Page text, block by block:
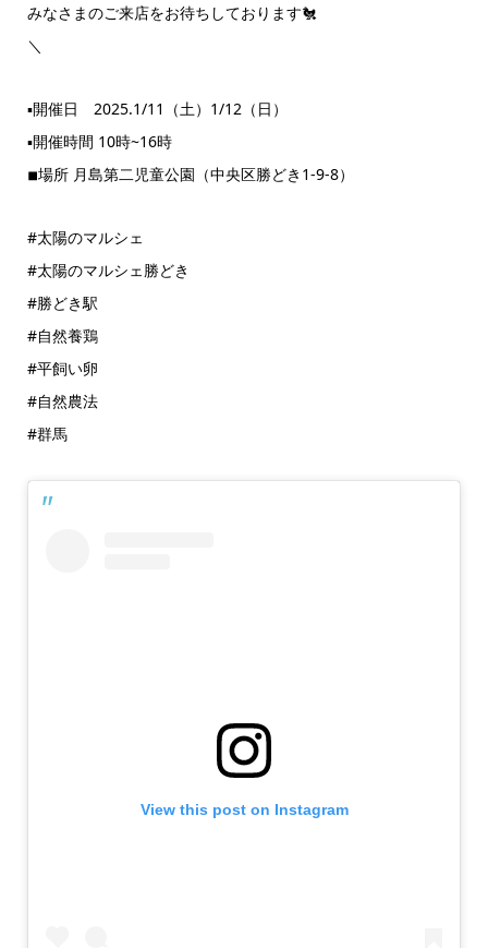
みなさまのご来店をお待ちしております🐔
＼
▪︎開催日 2025.1/11（土）1/12（日）
▪︎開催時間 10時~16時
◾︎場所 月島第二児童公園（中央区勝どき1-9-8）
#太陽のマルシェ
#太陽のマルシェ勝どき
#勝どき駅
#自然養鶏
#平飼い卵
#自然農法
#群馬
View this post on Instagram